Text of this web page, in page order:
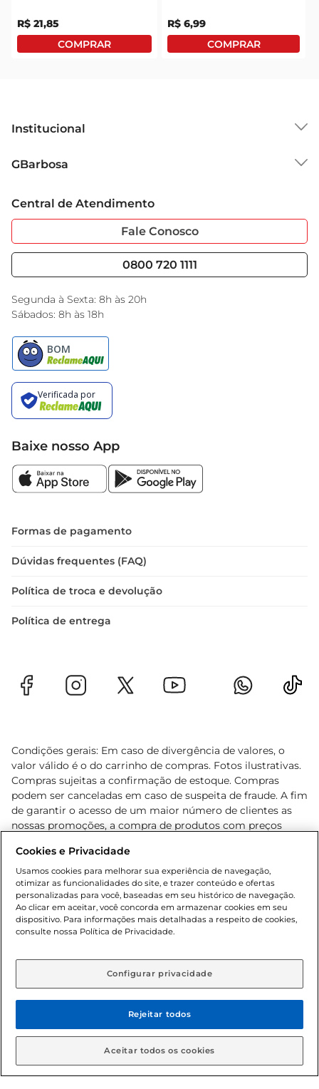
R$ 21,85 R$ 6,99
Institucional
Grupo Cencosud
Sobre Privacidade
Portal do Fornecedo
Nossas Lojas
GBarbosa
Garantia Estendida
Serviços
Black Friday
Encarte do Dia
Central de Atendimento
Fale Conosco
0800 720 1111
Segunda à Sexta: 8h às 20h
Sábados: 8h às 18h
Baixe nosso App
Formas de pagamento
Dúvidas frequentes (FAQ)
Política de troca e devolução
Política de entrega
Condições gerais: Em caso de divergência de valores, o
valor válido é o do carrinho de compras. Fotos ilustrativas.
Compras sujeitas a confirmação de estoque. Compras
podem ser canceladas em caso de suspeita de fraude. A fim
de garantir o acesso de um maior número de clientes as
nossas promoções, a compra de produtos com preços
cliente. Os preços, ofertas e condições são exclusivos para
o e-commerce e válidos durante o dia de hoje, podendo
sofrer alterações sem prévia notificação. Proibida a venda
de bebidas alcoólicas para menores de 18 anos, conforme
Lei n.º 8069/90, art. 81, inciso II (Estatuto da Criança e do
Adolescente). Preços e condições exclusivos para o
aviso prévio. O valor mínimo para as compras on-line é de
© 2026 Copyright. Todos os direitos
reservados Gbarbosa.
Cookies e Privacidade
Usamos cookies para melhorar sua experiência de navegação,
otimizar as funcionalidades do site, e trazer conteúdo e ofertas
personalizadas para você, baseadas em seu histórico de navegação.
Ao clicar em aceitar, você concorda em armazenar cookies em seu
dispositivo. Para informações mais detalhadas a respeito de cookies,
consulte nossa Política de Privacidade.
Configurar privacidade
Rejeitar todos
Aceitar todos os cookies